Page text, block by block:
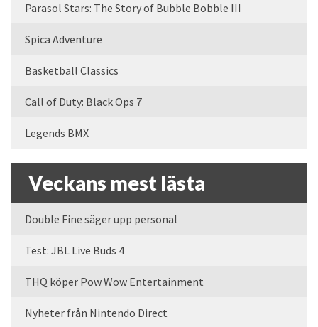
Parasol Stars: The Story of Bubble Bobble III
Spica Adventure
Basketball Classics
Call of Duty: Black Ops 7
Legends BMX
Veckans mest lästa
Double Fine säger upp personal
Test: JBL Live Buds 4
THQ köper Pow Wow Entertainment
Nyheter från Nintendo Direct